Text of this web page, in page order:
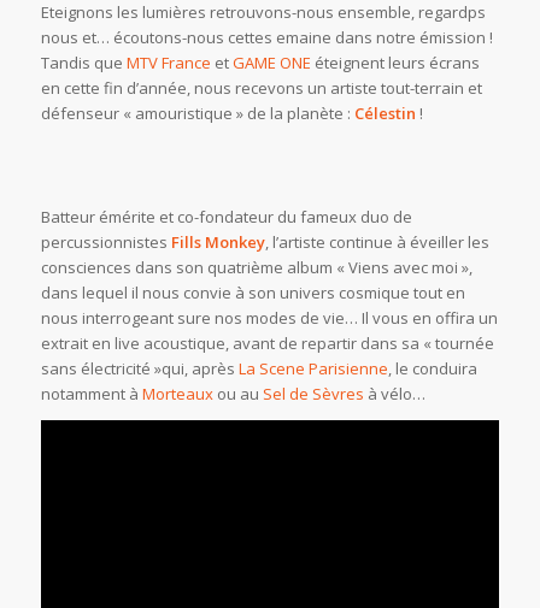
Eteignons les lumières retrouvons-nous ensemble, regardps
nous et… écoutons-nous cettes emaine dans notre émission !
Tandis que MTV France etGAME ONE éteignent leurs écrans
en cette fin d’année, nous recevons un artiste tout-terrain et
défenseur « amouristique » de la planète : Célestin !
Batteur émérite et co-fondateur du fameux duo de
percussionnistes Fills Monkey, l’artiste continue à éveiller les
consciences dans son quatrième album « Viens avec moi »,
dans lequel il nous convie à son univers cosmique tout en
nous interrogeant sure nos modes de vie… Il vous en offira un
extrait en live acoustique, avant de repartir dans sa « tournée
sans électricité »qui, après La Scene Parisienne, le conduira
notamment à Morteauxou au Sel de Sèvres à vélo…